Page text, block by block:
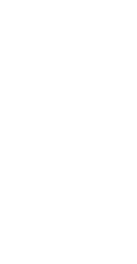
войны и послевоенный период.
образовательные услуги: